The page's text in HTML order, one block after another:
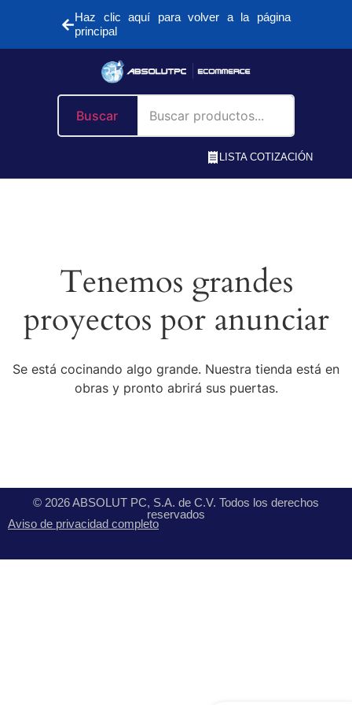
Haz clic aquí para volver a la página
principal
Buscar
LISTA COTIZACIÓN
Tenemos grandes
proyectos por anunciar
Se está cocinando algo grande. Nuestra tienda está en
obras y pronto abrirá sus puertas.
© 2026 ABSOLUT PC, S.A. de C.V. Todos los derechos
reservados
Aviso de privacidad completo